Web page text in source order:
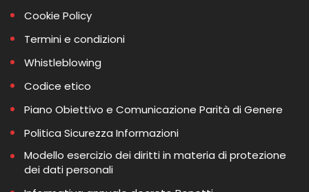
Cookie Policy
Termini e condizioni
Whistleblowing
Codice etico
Piano Obiettivo e Comunicazione Parità di Genere
Politica Sicurezza Informazioni
Modello esercizio dei diritti in materia di protezione
dei dati personali